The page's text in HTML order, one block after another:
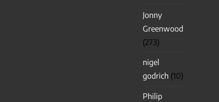
Jonny
Greenwood
(273)
nigel
godrich (10)
Philip